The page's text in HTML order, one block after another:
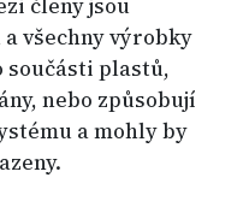
členy jsou
všechny výrobky
součásti plastů,
nebo způsobují
a mohly by